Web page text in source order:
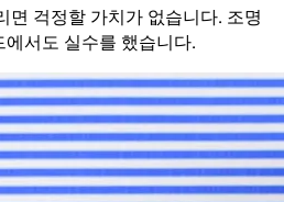
면 걱정할 가치가 없습니다. 조명
서도 실수를 했습니다.